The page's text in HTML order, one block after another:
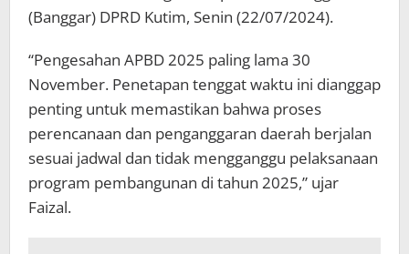
(Banggar) DPRD Kutim, Senin (22/07/2024).
“Pengesahan APBD 2025 paling lama 30
November. Penetapan tenggat waktu ini dianggap
penting untuk memastikan bahwa proses
perencanaan dan penganggaran daerah berjalan
sesuai jadwal dan tidak mengganggu pelaksanaan
program pembangunan di tahun 2025,” ujar
Faizal.